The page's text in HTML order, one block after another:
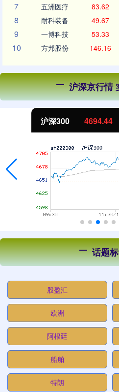
7 五洲医疗 83.62
8 耐科装备 49.67
9 一博科技 53.33
10 方邦股份 146.16
沪深京行情
沪深300 4694.44
话题
股盈汇
欧洲
阿根廷
船舶
特朗